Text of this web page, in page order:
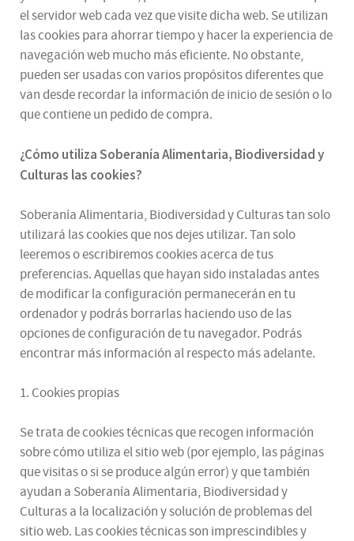
el servidor web cada vez que visite dicha web. Se utilizan
las cookies para ahorrar tiempo y hacer la experiencia de
navegación web mucho más eficiente. No obstante,
pueden ser usadas con varios propósitos diferentes que
van desde recordar la información de inicio de sesión o lo
que contiene un pedido de compra.
¿Cómo utilizaSoberanía Alimentaria, Biodiversidad y
Culturas las cookies?
Soberanía Alimentaria, Biodiversidad y Culturas tan solo
utilizará las cookies que nos dejes utilizar. Tan solo
leeremos o escribiremos cookies acerca de tus
preferencias. Aquellas que hayan sido instaladas antes
de modificar la configuración permanecerán en tu
ordenador y podrás borrarlas haciendo uso de las
opciones de configuración de tu navegador. Podrás
encontrar más información al respecto más adelante.
1. Cookies propias
Se trata de cookies técnicas que recogen información
sobre cómo utiliza el sitio web (por ejemplo, las páginas
que visitas o si se produce algún error) y que también
ayudan a Soberanía Alimentaria, Biodiversidad y
Culturas a la localización y solución de problemas del
sitio web. Las cookies técnicas son imprescindibles y